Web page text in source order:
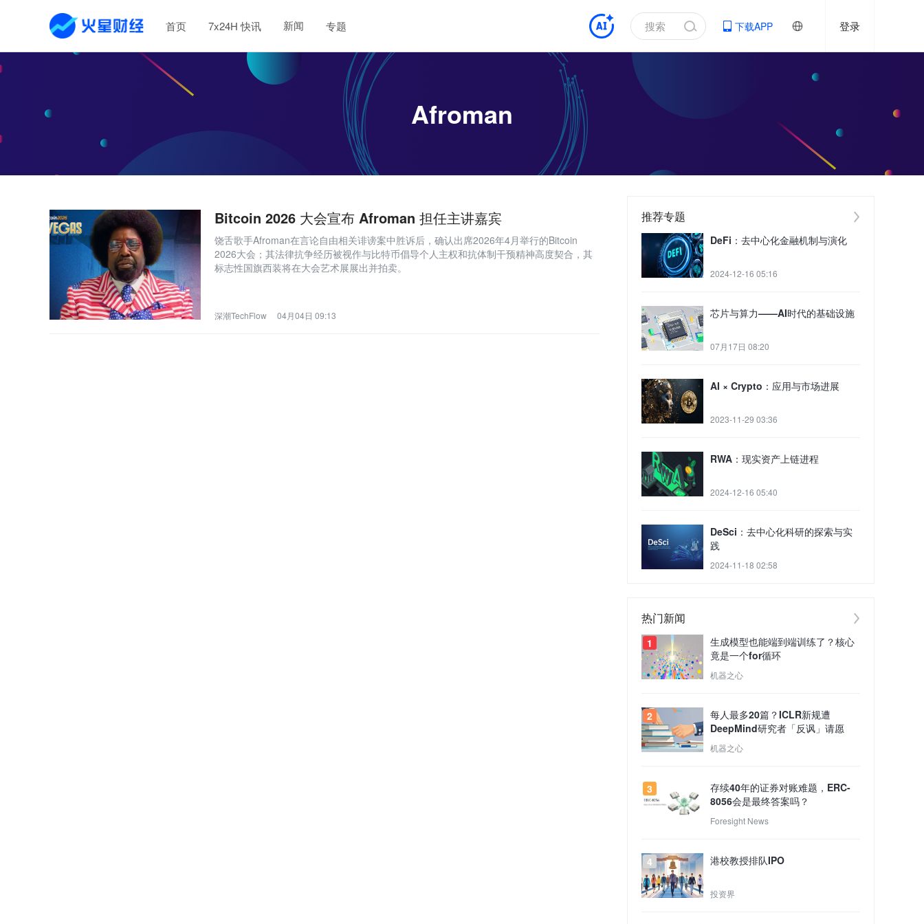
首页 7x24H 快讯 新闻 专题 下载APP 登录
Afroman
Bitcoin 2026 大会宣布 Afroman 担任主讲嘉宾
饶舌歌手Afroman在言论自由相关诽谤案中胜诉后，确认出席2026年4月举行的Bitcoin
2026大会；其法律抗争经历被视作与比特币倡导个人主权和抗体制干预精神高度契合，其
标志性国旗西装将在大会艺术展展出并拍卖。
深潮TechFlow 04月04日 09:13
推荐专题
DeFi：去中心化金融机制与演化
2024-12-16 05:16
芯片与算力——AI时代的基础设施
07月17日 08:20
AI × Crypto：应用与市场进展
2023-11-29 03:36
RWA：现实资产上链进程
2024-12-16 05:40
DeSci：去中心化科研的探索与实
践
2024-11-18 02:58
热门新闻
1
生成模型也能端到端训练了？核心
竟是一个for循环
机器之心
2
每人最多20篇？ICLR新规遭
DeepMind研究者「反讽」请愿
机器之心
3
存续40年的证券对账难题，ERC-
8056会是最终答案吗？
Foresight News
4 港校教授排队IPO
投资界